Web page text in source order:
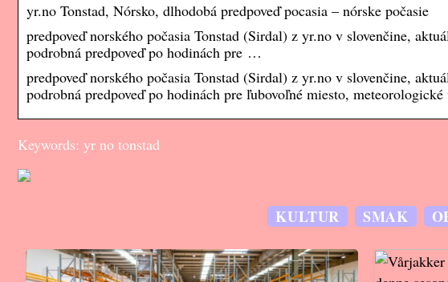
yr.no Tonstad, Nórsko, dlhodobá predpoveď pocasia – nórske počasie
predpoveď norského počasia Tonstad (Sirdal) z yr.no v slovenčine,
podrobná predpoveď po hodinách pre …
predpoveď norského počasia Tonstad (Sirdal) z yr.no v slovenčine,
podrobná predpoveď po hodinách pre ľubovoľné miesto,
Keywords: yr no tonstad
KULTUR SMAK